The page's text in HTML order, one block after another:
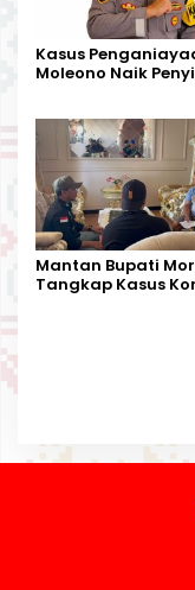
Kasus
Moleono Naik
Mantan Bupati
Tangkap Kasus